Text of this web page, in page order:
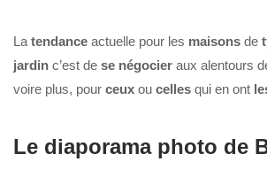
La tendance actuelle pour les maisons de
jardin c’est de se négocier aux alentours
voire plus, pour ceux ou celles qui en ont
Le diaporama photo de